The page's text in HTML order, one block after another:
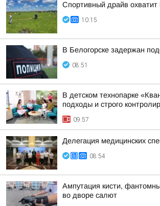
Спортивный драйв
10:15
В Белогорске задержан
08:51
В детском технопарке
подходы и строго
09:57
Делегация медицинских
08:54
Ампутация кисти,
во дворе салют